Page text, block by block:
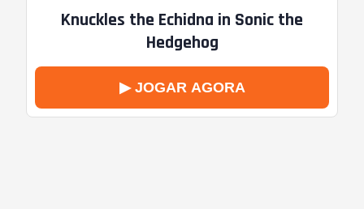
Knuckles the Echidna in Sonic the
Hedgehog
▶ JOGAR AGORA